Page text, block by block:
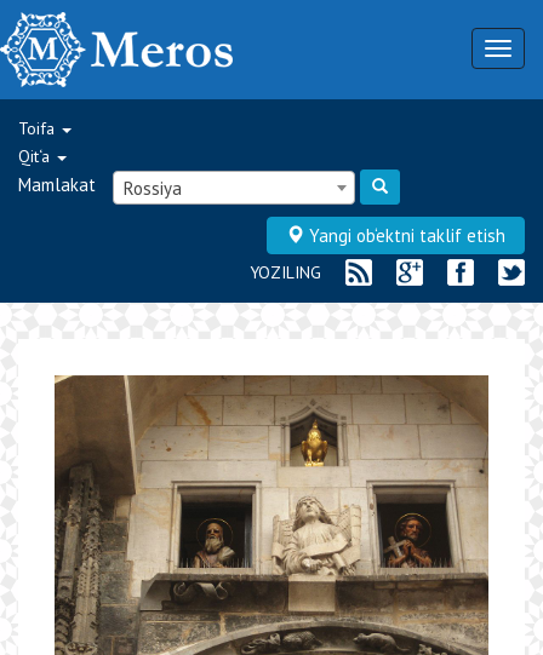
Toifa
Qit‘a
Mamlakat Rossiya
Yangi ob‘ektni taklif etish
YOZILING